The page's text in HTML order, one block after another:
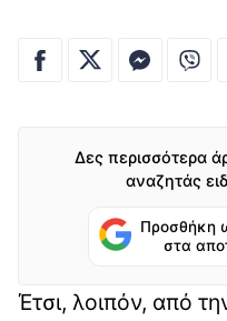
Δες περισσότερα
αναζητάς
Προσθήκη
στα
Έτσι, λοιπόν, από